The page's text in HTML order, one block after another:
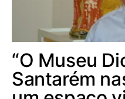
“O Museu
Santarém